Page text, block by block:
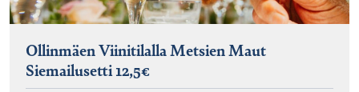
Ollinmäen Viinitilalla Metsien Maut
Siemailusetti 12,5€